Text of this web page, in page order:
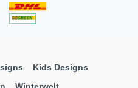
Kids Designs
Winterwelt